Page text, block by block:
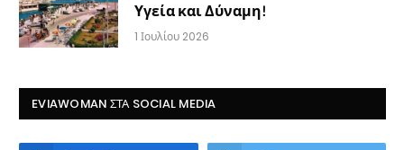
Υγεία και Δύναμη!
1 Ιουλίου 2026
EVIAWOMAN ΣΤΑ SOCIAL MEDIA